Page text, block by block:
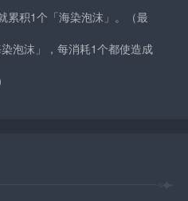
累积1个「海染泡沫」。（最
泡沫」，每消耗1个都使造成